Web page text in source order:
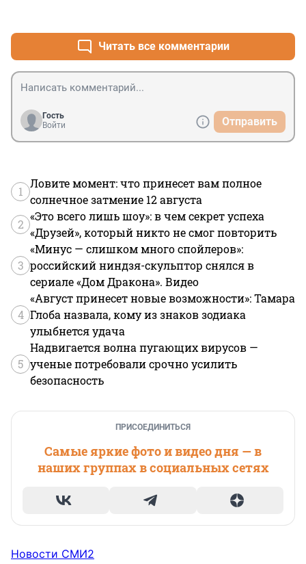
Читать все комментарии
Гость
Войти
Отправить
1
Ловите момент: что принесет вам полное
солнечное затмение 12 августа
2
«Это всего лишь шоу»: в чем секрет успеха
«Друзей», который никто не смог повторить
3
«Минус — слишком много спойлеров»:
российский ниндзя-скульптор снялся в
сериале «Дом Дракона». Видео
4
«Август принесет новые возможности»: Тамара
Глоба назвала, кому из знаков зодиака
улыбнется удача
5
Надвигается волна пугающих вирусов —
ученые потребовали срочно усилить
безопасность
ПРИСОЕДИНИТЬСЯ
Самые яркие фото и видео дня — в
наших группах в социальных сетях
Новости СМИ2